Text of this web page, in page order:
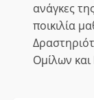
ανάγκες
ποικιλία
Ομίλων